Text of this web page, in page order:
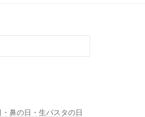
鼻の日・生パスタの日